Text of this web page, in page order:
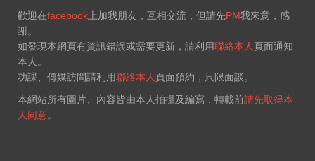
歡迎在facebook 上加我朋友，互相交流，但請先PM我來意，感
謝。
如發現本網頁有資訊錯誤或需要更新，請利用聯絡本人 頁面通知
本人。
功課、傳媒訪問請利用聯絡本人 頁面預約，只限面談。
本網站所有圖片、內容皆由本人拍攝及編寫，轉載前請先取得本
人同意。